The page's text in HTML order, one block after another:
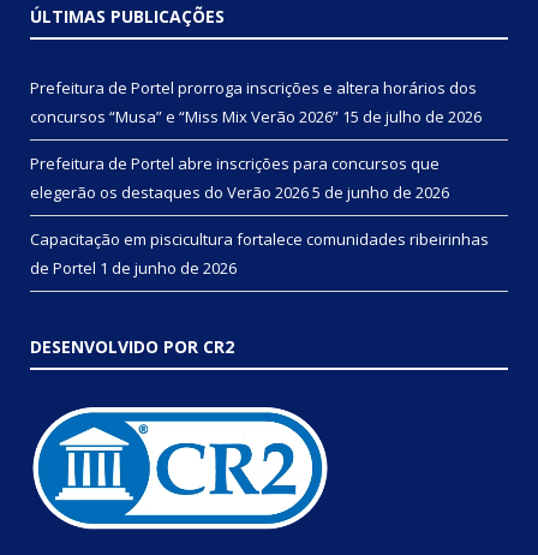
ÚLTIMAS PUBLICAÇÕES
Prefeitura de Portel prorroga inscrições e altera horários dos
concursos “Musa” e “Miss Mix Verão 2026” 15 de julho de 2026
Prefeitura de Portel abre inscrições para concursos que
elegerão os destaques do Verão 20265 de junho de 2026
Capacitação em piscicultura fortalece comunidades ribeirinhas
de Portel 1 de junho de 2026
DESENVOLVIDO POR CR2